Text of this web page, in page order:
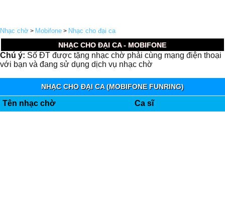
Nhạc chờ > Mobifone > Nhạc cho đại ca
NHẠC CHO ĐẠI CA - MOBIFONE
Chú ý: Số ĐT được tặng nhạc chờ phải cùng mạng điện thoại
với bạn và đang sử dụng dịch vụ nhạc chờ
NHẠC CHO ĐẠI CA (MOBIFONE FUNRING)
Tên nhạc chờ Ca sĩ